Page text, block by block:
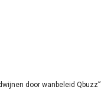
door wanbeleid Qbuzz”